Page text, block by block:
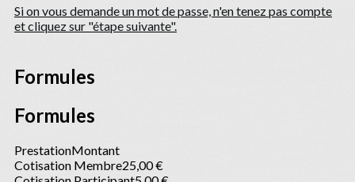
Si on vous demande un mot de passe, n'en tenez pas compte
et cliquez sur "étape suivante".
Formules
Formules
PrestationMontant
Cotisation Membre25,00 €